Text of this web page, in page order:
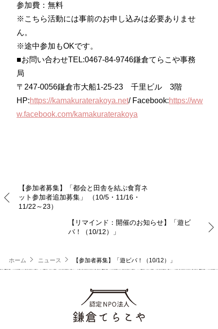
参加費：無料
※こちら活動には事前のお申し込みは必要ありませ
ん。
※途中参加もOKです。
■お問い合わせTEL:0467-84-9746鎌倉てらこや事務
局
〒247-0056鎌倉市大船1-25-23 千里ビル 3階
HP:https://kamakuraterakoya.net/ Facebook:https://ww
w.facebook.com/kamakuraterakoya
【参加者募集】「都会と田舎を結ぶ食育ネ
ット参加者追加募集」 （10/5・11/16・
11/22～23）
【リマインド：開催のお知らせ】「遊ビ
バ！（10/12）」
ホーム ニュース 【参加者募集】「遊ビバ！（10/12）」